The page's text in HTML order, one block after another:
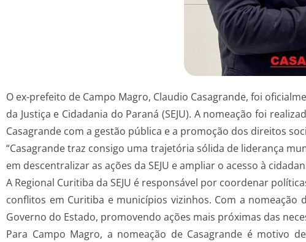
O ex-prefeito de Campo Magro, Claudio Casagrande, foi
da Justiça e Cidadania do Paraná (SEJU). A nomeação foi
Casagrande com a gestão pública e a promoção dos direitos
“Casagrande traz consigo uma trajetória sólida de liderança
em descentralizar as ações da SEJU e ampliar o acesso à
A Regional Curitiba da SEJU é responsável por coordenar
conflitos em Curitiba e municípios vizinhos. Com a
Governo do Estado, promovendo ações mais próximas das
Para Campo Magro, a nomeação de Casagrande é motivo